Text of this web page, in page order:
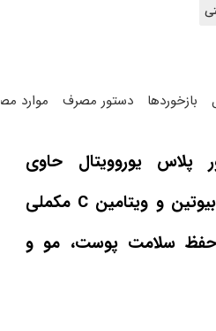
بازخوردها دستور مصرف موارد
پلاس یوروویتال حاوی
هیالورونیک‌اسید، کلاژن، بیوتین و ویتامین C مکملی
سلامت پوست، مو و